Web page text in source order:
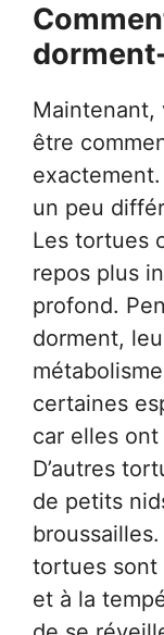
Maintenant,
être
un peu
Les tortues
repos plus
profond.
dorment,
certaines
car elles ont
D’autres
de petits
tortues sont
et à la